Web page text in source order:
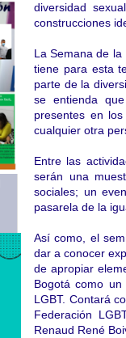
diversidad
construcciones
La Semana de la
tiene para esta
parte de la
se entienda
presentes en
cualquier otra
Entre las
serán una
sociales; un
pasarela de la
Así como, el
dar a conocer
de apropiar
Bogotá como
LGBT. Contará
Federación
Renaud René